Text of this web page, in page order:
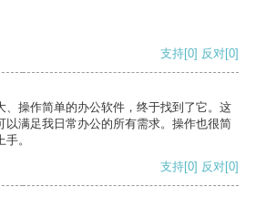
支持[0] 反对[0]
、操作简单的办公软件，终于找到了它。这
以满足我日常办公的所有需求。操作也很简
。
支持[0] 反对[0]